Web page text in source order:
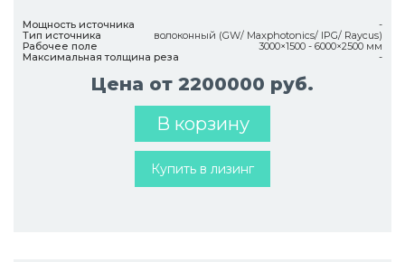
Мощность источника
-
Тип источника
волоконный (GW/ Maxphotonics/ IPG/ Raycus)
Рабочее поле
3000×1500 - 6000×2500 мм
Максимальная толщина реза
-
Цена от 2200000 руб.
В корзину
Купить в лизинг